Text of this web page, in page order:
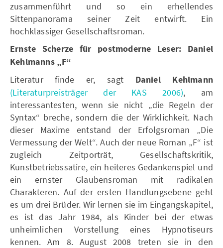
zusammenführt und so ein erhellendes
Sittenpanorama seiner Zeit entwirft. Ein
hochklassiger Gesellschaftsroman.
Ernste Scherze für postmoderne Leser: Daniel
Kehlmanns „F“
Literatur finde er, sagt Daniel Kehlmann
(Literaturpreisträger der KAS 2006), am
interessantesten, wenn sie nicht „die Regeln der
Syntax“ breche, sondern die der Wirklichkeit. Nach
dieser Maxime entstand der Erfolgsroman „Die
Vermessung der Welt“. Auch der neue Roman „F“ ist
zugleich Zeitporträt, Gesellschaftskritik,
Kunstbetriebssatire, ein heiteres Gedankenspiel und
ein ernster Glaubensroman mit radikalen
Charakteren. Auf der ersten Handlungsebene geht
es um drei Brüder. Wir lernen sie im Eingangskapitel,
es ist das Jahr 1984, als Kinder bei der etwas
unheimlichen Vorstellung eines Hypnotiseurs
kennen. Am 8. August 2008 treten sie in den